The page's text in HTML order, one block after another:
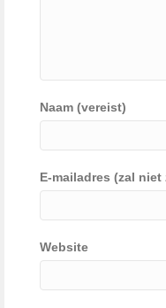
Naam (vereist)
E-mailadres (zal
Website